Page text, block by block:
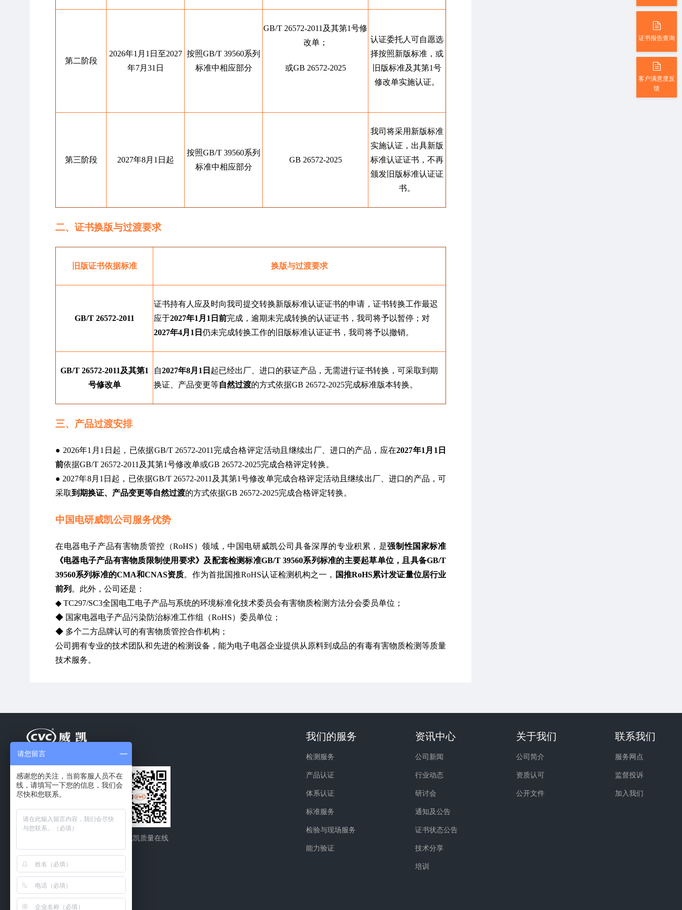
第二阶段
2026年1月1日至2027
年7月31日
按照GB/T 39560系列
标准中相应部分
GB/T 26572-2011及其第1号修
改单；
或GB 26572-2025
认证委托人可自愿选
择按照新版标准，或
旧版标准及其第1号
修改单实施认证。
第三阶段 2027年8月1日起
按照GB/T 39560系列
标准中相应部分
GB 26572-2025
我司将采用新版标准
实施认证，出具新版
标准认证证书，不再
颁发旧版标准认证证
书。
二、证书换版与过渡要求
旧版证书依据标准 换版与过渡要求
GB/T 26572-2011
证书持有人应及时向我司提交转换新版标准认证证书的申请，证书转换工作最迟
应于2027年1月1日前完成，逾期未完成转换的认证证书，我司将予以暂停；对
2027年4月1日 仍未完成转换工作的旧版标准认证证书，我司将予以撤销。
GB/T 26572-2011及其第1
号修改单
自2027年8月1日 起已经出厂、进口的获证产品，无需进行证书转换，可采取到期
换证、产品变更等自然过渡的方式依据GB 26572-2025完成标准版本转换。
三、产品过渡安排
● 2026年1月1日起，已依据GB/T 26572-2011完成合格评定活动且继续出厂、进口的产品，应在2027年1月1日
前依据GB/T 26572-2011及其第1号修改单或GB 26572-2025完成合格评定转换。
● 2027年8月1日起，已依据GB/T 26572-2011及其第1号修改单完成合格评定活动且继续出厂、进口的产品，可
采取到期换证、产品变更等自然过渡的方式依据GB 26572-2025完成合格评定转换。
中国电研威凯公司服务优势
在电器电子产品有害物质管控（RoHS）领域，中国电研威凯公司具备深厚的专业积累，是强制性国家标准
《电器电子产品有害物质限制使用要求》及配套检测标准GB/T 39560系列标准的主要起草单位，且具备GB/T
39560系列标准的CMA和CNAS资质。作为首批国推RoHS认证检测机构之一，
国推RoHS累计发证量位居行业
前列 。此外，公司还是：
◆ TC297/SC3全国电工电子产品与系统的环境标准化技术委员会有害物质检测方法分会委员单位；
◆ 国家电器电子产品污染防治标准工作组（RoHS）委员单位；
◆ 多个二方品牌认可的有害物质管控合作机构；
公司拥有专业的技术团队和先进的检测设备，能为电子电器企业提供从原料到成品的有毒有害物质检测等质量
技术服务。
证书报告查询
客户满意度反
馈
CVC威凯质量在线
我们的服务
检测服务
产品认证
体系认证
标准服务
检验与现场服务
能力验证
资讯中心
公司新闻
行业动态
研讨会
通知及公告
证书状态公告
技术分享
培训
关于我们
公司简介
资质认可
公开文件
联系我们
服务网点
监督投诉
加入我们
联系我们
请您留言
感谢您的关注，当前客服人员不在
线，请填写一下您的信息，我们会
尽快和您联系。